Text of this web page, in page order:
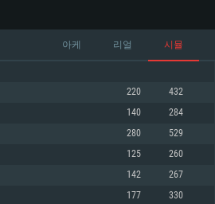
아케 리얼 시뮬
220 432
140 284
280 529
125 260
142 267
177 330